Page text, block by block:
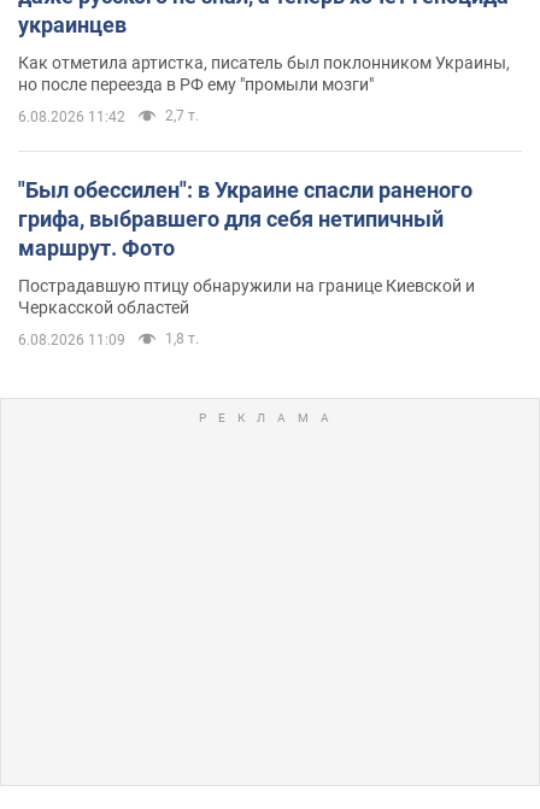
украинцев
Как отметила артистка, писатель был поклонником Украины,
но после переезда в РФ ему "промыли мозги"
6.08.2026 11:42 2,7 т.
"Был обессилен": в Украине спасли раненого
грифа, выбравшего для себя нетипичный
маршрут. Фото
Пострадавшую птицу обнаружили на границе Киевской и
Черкасской областей
6.08.2026 11:09 1,8 т.